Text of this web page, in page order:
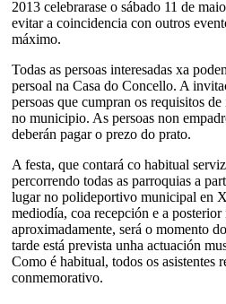
2013 celebrarase o sábado 11 de
evitar a coincidencia con outros
máximo.
Todas as persoas interesadas xa
persoal na Casa do Concello. A
persoas que cumpran os requisitos de
no municipio. As persoas non
deberán pagar o prezo do prato.
A festa, que contará co habitual
percorrendo todas as parroquias a
lugar no polideportivo municipal en
mediodía, coa recepción e a
aproximadamente, será o momento
tarde está prevista unha actuación
Como é habitual, todos os asistentes
conmemorativo.